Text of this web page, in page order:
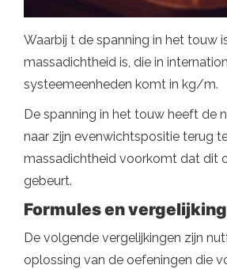
Waarbij t de spanning in het touw
massadichtheid is, die in
systeemeenheden komt in kg/m.
De spanning in het touw heeft de
naar zijn evenwichtspositie terug
massadichtheid voorkomt dat dit
gebeurt.
Formules en
De volgende vergelijkingen zijn
oplossing van de oefeningen die